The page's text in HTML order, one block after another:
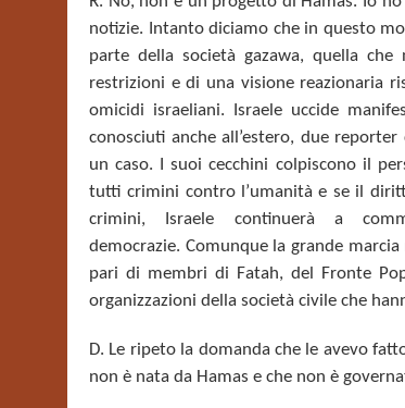
notizie. Intanto diciamo che in questo
parte della società gazawa, quella che
restrizioni e di una visione reazionaria
omicidi israeliani.
Israele uccide
conosciuti anche all’estero, due
un caso. I suoi cecchini colpiscono il
tutti crimini contro l’umanità e se il
crimini, Israele continuerà a
democrazie. Comunque la grande
pari di membri di Fatah, del Fronte
organizzazioni della società civile che
D. Le ripeto la domanda che le avevo
non è nata da Hamas e che non è